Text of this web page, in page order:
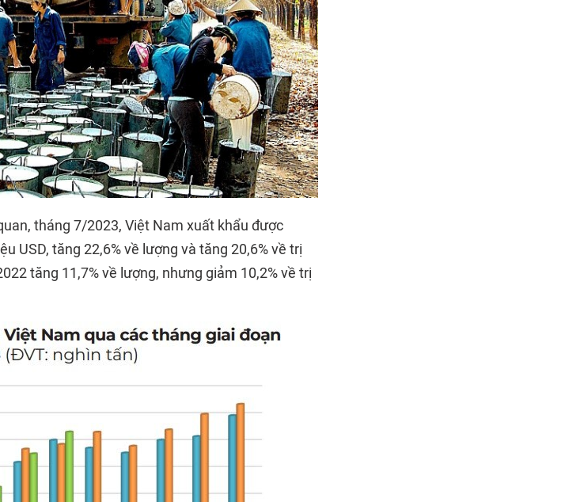
tháng 7/2023, Việt Nam xuất khẩu được
USD, tăng 22,6% về lượng và tăng 20,6% về trị
tăng 11,7% về lượng, nhưng giảm 10,2% về trị